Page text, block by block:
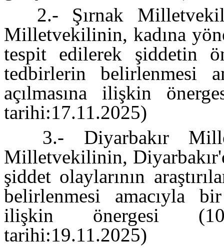
2.- Şırnak
Milletvekilinin, kadına
tespit edilerek şiddetin
tedbirlerin belirlenmesi
açılmasına ilişkin
tarihi:17.11.2025)
3.- Diyarbakır
Milletvekilinin,
şiddet olaylarının
belirlenmesi amacıyla bir
ilişkin önergesi
tarihi:19.11.2025)